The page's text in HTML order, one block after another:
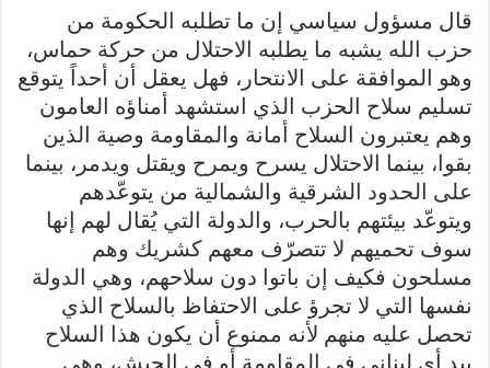
قال مسؤول سياسي إن ما تطلبه الحكومة من
حزب الله يشبه ما يطلبه الاحتلال من حركة حماس،
وهو الموافقة على الانتحار، فهل يعقل أن أحداً يتوقع
تسليم سلاح الحزب الذي استشهد أمناؤه العامون
وهم يعتبرون السلاح أمانة والمقاومة وصية الذين
بقوا، بينما الاحتلال يسرح ويمرح ويقتل ويدمر، بينما
على الحدود الشرقية والشمالية من يتوعّدهم
ويتوعّد بيئتهم بالحرب، والدولة التي يُقال لهم إنها
سوف تحميهم لا تتصرّف معهم كشريك وهم
مسلحون فكيف إن باتوا دون سلاحهم، وهي الدولة
نفسها التي لا تجرؤ على الاحتفاظ بالسلاح الذي
تحصل عليه منهم لأنه ممنوع أن يكون هذا السلاح
بيد أي لبناني في المقاومة أو في الجيش، وهي